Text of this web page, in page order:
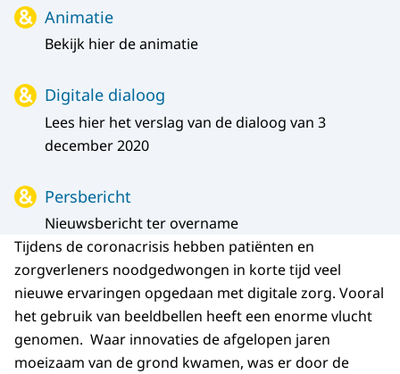
Animatie
Bekijk hier de animatie
Digitale dialoog
Lees hier het verslag van de dialoog van 3
december 2020
Persbericht
Nieuwsbericht ter overname
Tijdens de coronacrisis hebben patiënten en
zorgverleners noodgedwongen in korte tijd veel
nieuwe ervaringen opgedaan met digitale zorg. Vooral
het gebruik van beeldbellen heeft een enorme vlucht
genomen. Waar innovaties de afgelopen jaren
moeizaam van de grond kwamen, was er door de